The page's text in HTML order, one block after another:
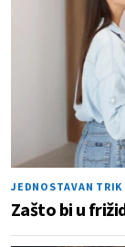
JEDNOSTAVAN TRIK
Zašto bi u